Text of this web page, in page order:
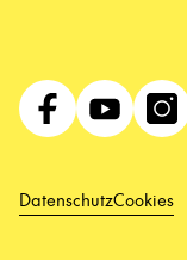
DatenschutzCookies